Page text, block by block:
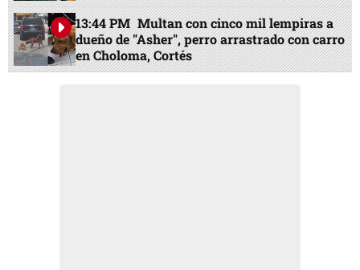
13:44 PM Multan con cinco mil lempiras a
dueño de "Asher", perro arrastrado con carro
en Choloma, Cortés